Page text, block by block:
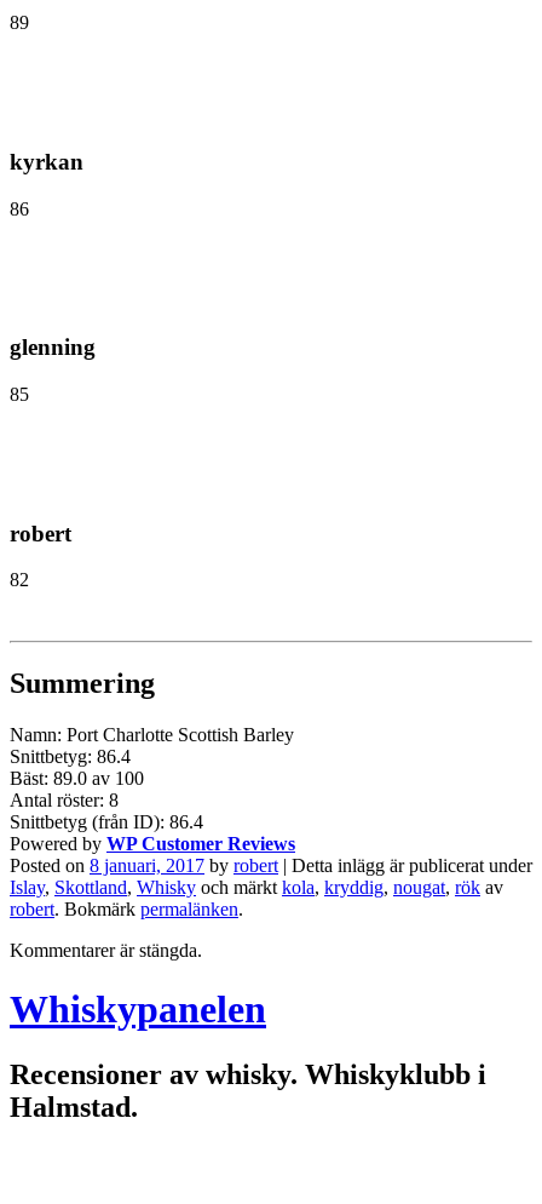
89
kyrkan
86
glenning
85
robert
82
Summering
Namn: Port Charlotte Scottish Barley
Snittbetyg: 86.4
Bäst: 89.0 av 100
Antal röster: 8
Snittbetyg (från ID): 86.4
Powered by WP Customer Reviews
Posted on 8 januari, 2017 by robert | Detta inlägg är publicerat under
Islay, Skottland, Whisky och märkt kola, kryddig, nougat, rök av
robert. Bokmärk permalänken.
Kommentarer är stängda.
Whiskypanelen
Recensioner av whisky. Whiskyklubb i
Halmstad.